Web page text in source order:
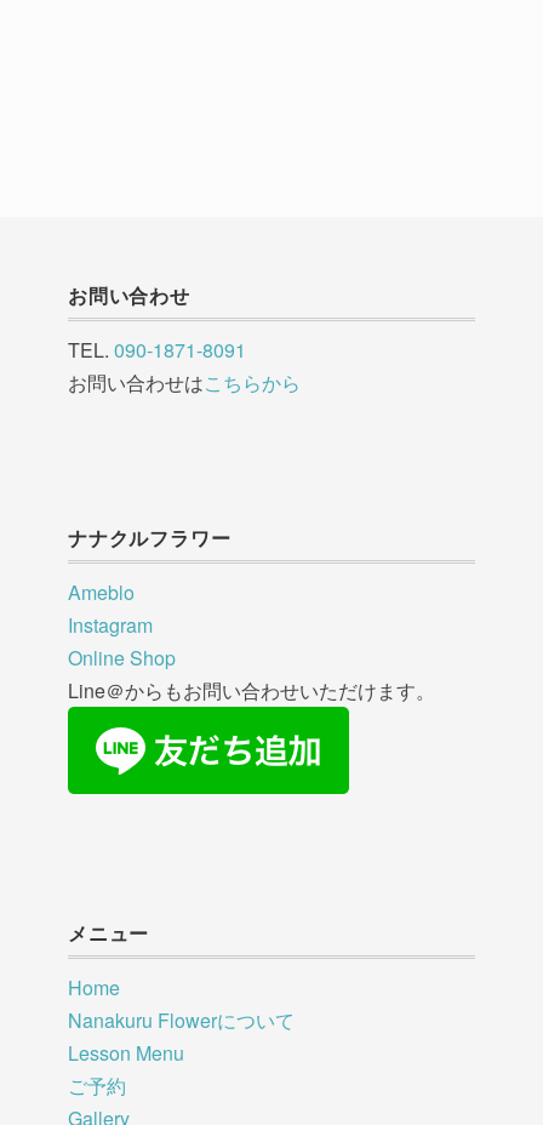
お問い合わせ
TEL. 090-1871-8091
お問い合わせはこちらから
ナナクルフラワー
Ameblo
Instagram
Online Shop
Line＠からもお問い合わせいただけます。
メニュー
Home
Nanakuru Flowerについて
Lesson Menu
ご予約
Gallery